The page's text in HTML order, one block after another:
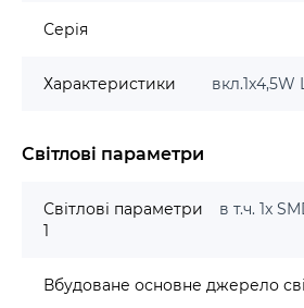
Серія
Характеристики
Світлові параметри
Світлові параметри
1
в т.ч. 1x
Вбудоване основне джерело